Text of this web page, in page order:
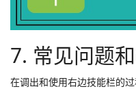
7. 常见问题
在调出和使用右边技能栏的